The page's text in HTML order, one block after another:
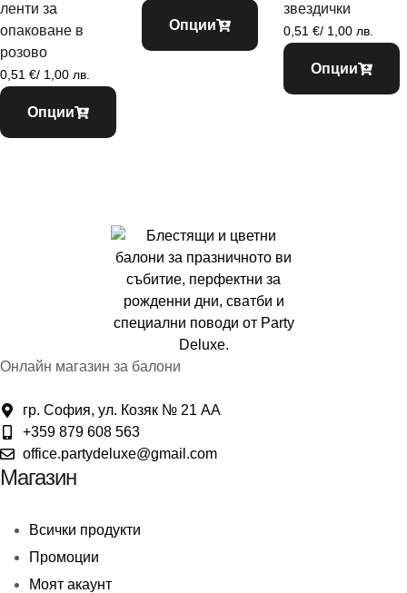
ленти за
опаковане в
розово
0,51 €/ 1,00 лв.
Опции
Опции
звездички
0,51 €/ 1,00 лв.
Опции
Онлайн магазин за балони
гр. София, ул. Козяк № 21 АА
+359 879 608 563
office.partydeluxe@gmail.com
Магазин
Всички продукти
Промоции
Моят акаунт